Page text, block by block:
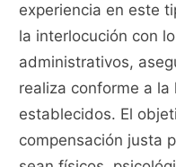
experiencia en este
la interlocución con
administrativos,
realiza conforme a
establecidos. El
compensación justa